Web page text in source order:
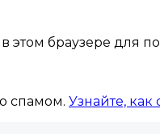
этом браузере для
спамом. Узнайте,